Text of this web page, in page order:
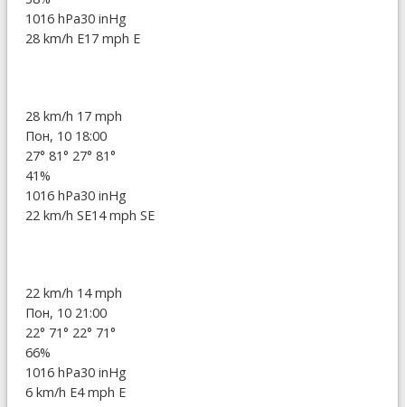
1016 hPa30 inHg
28 km/h E17 mph E
28 km/h 17 mph
Пон, 10 18:00
27° 81° 27° 81°
41%
1016 hPa30 inHg
22 km/h SE14 mph SE
22 km/h 14 mph
Пон, 10 21:00
22° 71° 22° 71°
66%
1016 hPa30 inHg
6 km/h E4 mph E